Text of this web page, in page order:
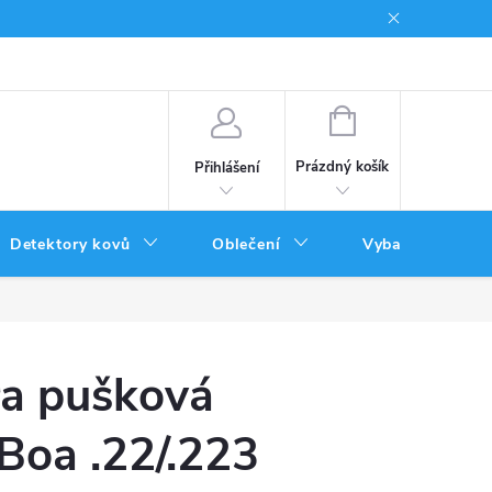
Přihlášení
NÁKUPNÍ
Prázdný košík
Detektory kovů Oblečení Vybavení
pušková
.22/.223